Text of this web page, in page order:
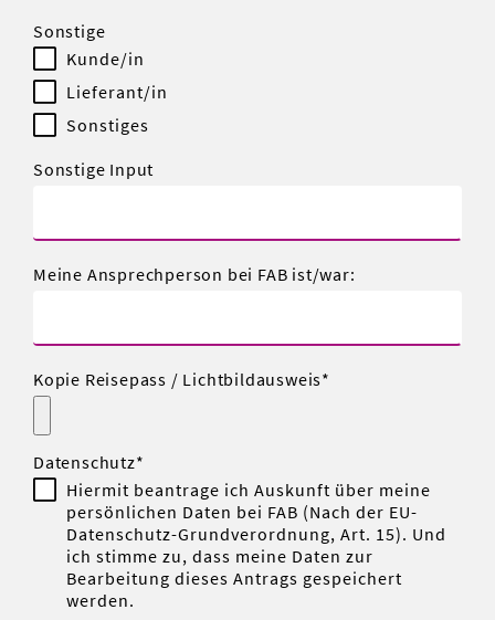
Sonstige
Kunde/in
Lieferant/in
Sonstiges
Sonstige Input
Meine Ansprechperson bei FAB ist/war:
Kopie Reisepass / Lichtbildausweis
Datenschutz
Hiermit beantrage ich Auskunft über meine
persönlichen Daten bei FAB (Nach der EU-
Datenschutz-Grundverordnung, Art. 15). Und
ich stimme zu, dass meine Daten zur
Bearbeitung dieses Antrags gespeichert
werden.